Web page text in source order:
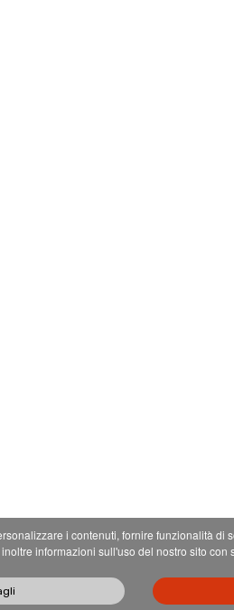
i contenuti, fornire funzionalità di
informazioni sull'uso del nostro sito con